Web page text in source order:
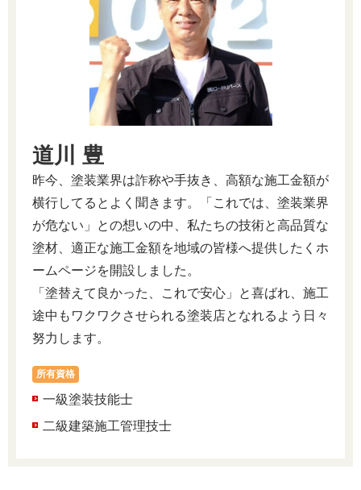
道川 豊
昨今、塗装業界は詐称や手抜き、高額な施工金額が
横行してるとよく聞きます。「これでは、塗装業界
が危ない」との想いの中、私たちの技術と高品質な
塗材、適正な施工金額を地域の皆様へ提供したくホ
ームページを開設しました。
「塗替えて良かった、これで安心」と喜ばれ、施工
途中もワクワクさせられる塗装店となれるよう日々
努力します。
所有資格
一級塗装技能士
二級建築施工管理技士